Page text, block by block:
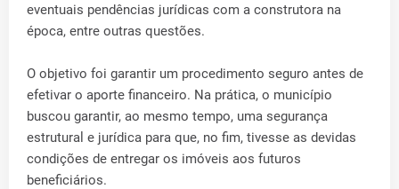
eventuais pendências jurídicas com a construtora na
época, entre outras questões.
O objetivo foi garantir um procedimento seguro antes de
efetivar o aporte financeiro. Na prática, o município
buscou garantir, ao mesmo tempo, uma segurança
estrutural e jurídica para que, no fim, tivesse as devidas
condições de entregar os imóveis aos futuros
beneficiários.